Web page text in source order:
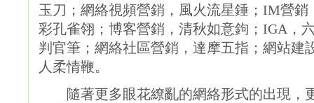
玉刀；網絡視頻營銷，風火流星錘；IM營銷
彩孔雀翎；博客營銷，清秋如意鉤；IGA，
判官筆；網絡社區營銷，達摩五指；網站建
人柔情鞭。
隨著更多眼花繚亂的網絡形式的出現，